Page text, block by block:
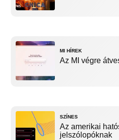
MI HÍREK
Az MI végre
SZÍNES
Az amerikai
jelszólopóknak